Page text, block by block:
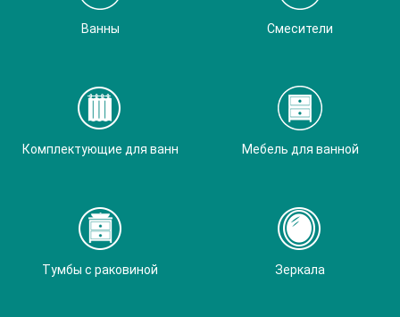
Ванны Смесители
Комплектующие для ванн Мебель для ванной
Тумбы с раковиной Зеркала